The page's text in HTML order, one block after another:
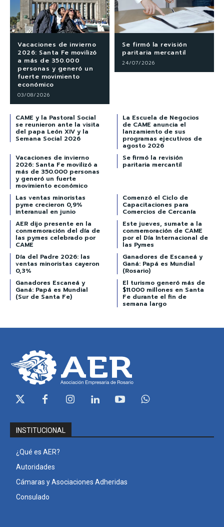
Vacaciones de invierno
2026: Santa Fe movilizó
a más de 350.000
personas y generó un
fuerte movimiento
económico
03/08/2026
Se firmó la revisión
paritaria mercantil
24/07/2026
CAME y la Pastoral Social
se reunieron ante la visita
del papa León XIV y la
Semana Social 2026
La Escuela de Negocios
de CAME anuncia el
lanzamiento de sus
programas ejecutivos de
agosto 2026
Vacaciones de invierno
2026: Santa Fe movilizó a
más de 350.000 personas
y generó un fuerte
movimiento económico
Se firmó la revisión
paritaria mercantil
Las ventas minoristas
pyme crecieron 0,9%
interanual en junio
Comenzó el Ciclo de
Capacitaciones para
Comercios de Cercanía
AER dijo presente en la
conmemoración del día de
las pymes celebrado por
CAME
Este jueves, sumate a la
conmemoración de CAME
por el Día Internacional de
las Pymes
Día del Padre 2026: las
ventas minoristas cayeron
0,3%
Ganadores de Escaneá y
Ganá: Papá es Mundial
(Rosario)
Ganadores Escaneá y
Ganá: Papá es Mundial
(Sur de Santa Fe)
El turismo generó más de
$11.000 millones en Santa
Fe durante el fin de
semana largo
INSTITUCIONAL
¿Qué es AER?
Autoridades
Cámaras y Asociaciones Adheridas
Consulado